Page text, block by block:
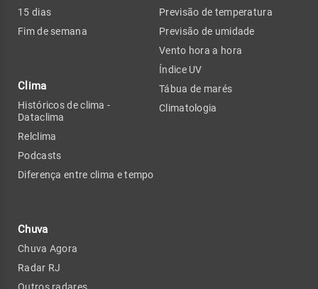
15 dias
Fim de semana
Clima
Históricos de clima -
Dataclima
Relclima
Podcasts
Diferença entre clima e tempo
Chuva
Chuva Agora
Radar RJ
Previsão de temperatura
Previsão de umidade
Vento hora a hora
Índice UV
Tábua de marés
Climatologia